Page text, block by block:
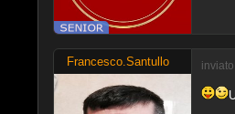
Francesco.Santullo